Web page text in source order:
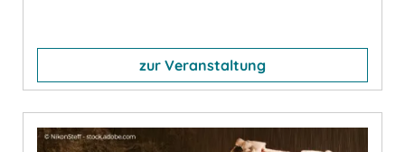
zur Veranstaltung